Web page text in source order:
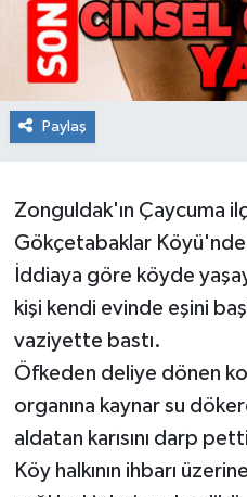
Paylaş
Zonguldak'ın Çaycuma
Gökçetabaklar Köyü'nde
İddiaya göre köyde
kişi kendi evinde eşini
vaziyette bastı.
Öfkeden deliye dönen
organına kaynar su
aldatan karısını darp
Köy halkının ihbarı